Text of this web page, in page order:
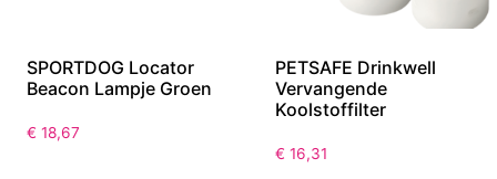
SPORTDOG Locator
Beacon Lampje Groen
€ 18,67
PETSAFE Drinkwell
Vervangende
Koolstoffilter
€ 16,31